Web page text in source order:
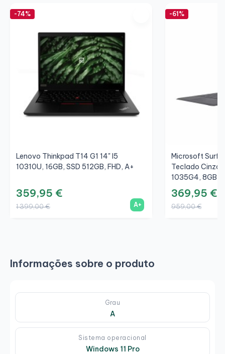
-74%
Lenovo Thinkpad T14 G1 14" I5
10310U, 16GB, SSD 512GB, FHD, A+
359,95 €
1 399,00 € A+
-61%
Microsoft
Teclado Cinza/
1035G4, 8GB,
369,95 €
959,00 €
Informações sobre o produto
Grau
A
Sistema operacional
Windows 11 Pro